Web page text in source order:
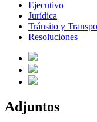
Ejecutivo
Jurídica
Tránsito y
Resoluciones
Adjuntos